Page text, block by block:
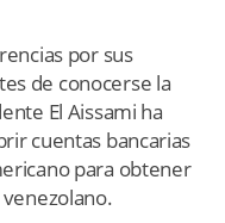
por sus
de conocerse la
El Aissami ha
cuentas bancarias
para obtener